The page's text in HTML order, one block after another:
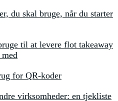
du skal bruge, når du starter
til at levere flot takeaway
for QR-koder
virksomheder: en tjekliste